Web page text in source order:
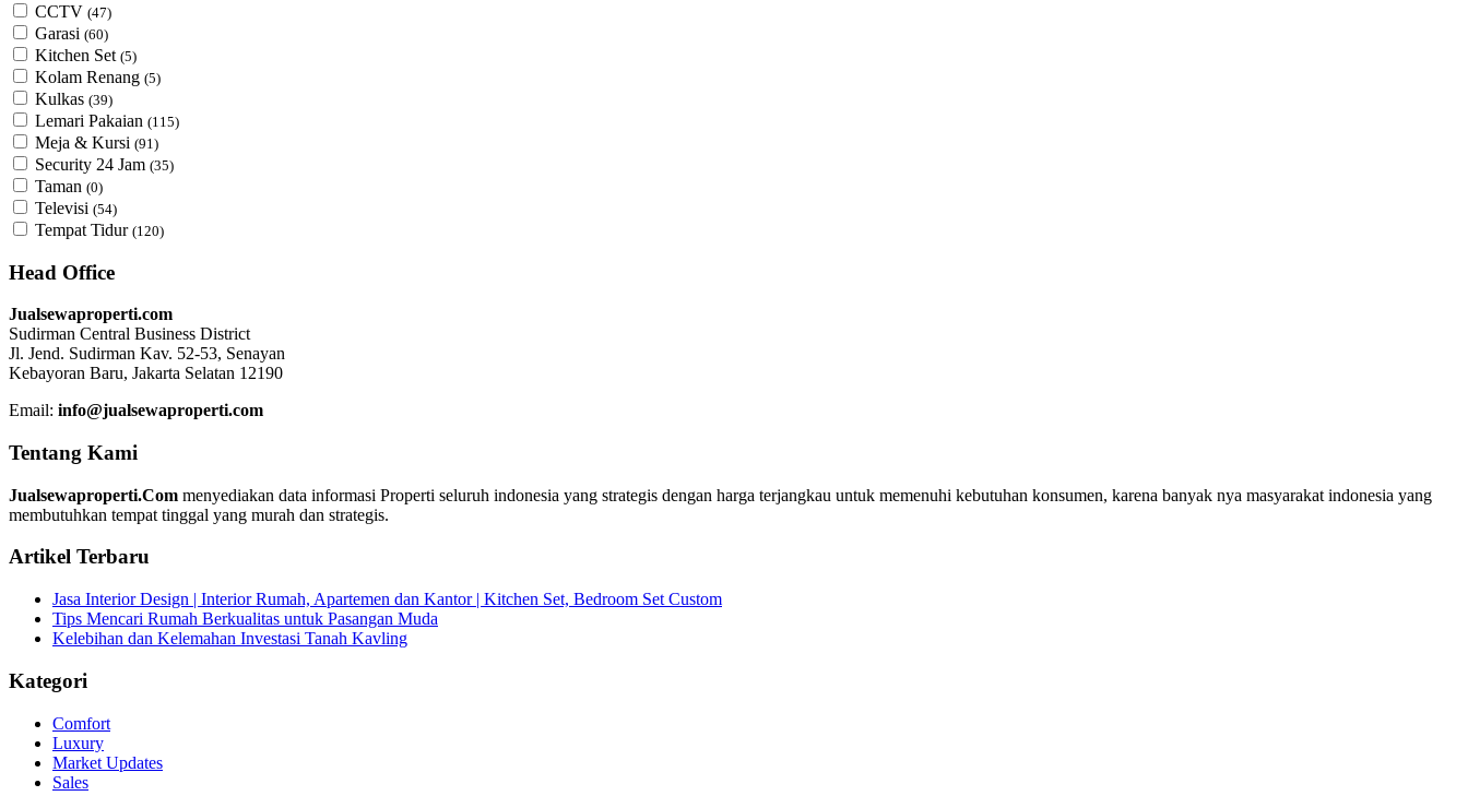
CCTV (47)
Garasi (60)
Kitchen Set (5)
Kolam Renang (5)
Kulkas (39)
Lemari Pakaian (115)
Meja & Kursi (91)
Security 24 Jam (35)
Taman (0)
Televisi (54)
Tempat Tidur (120)
Head Office
Jualsewaproperti.com
Sudirman Central Business District
Jl. Jend. Sudirman Kav. 52-53, Senayan
Kebayoran Baru, Jakarta Selatan 12190
Email: info@jualsewaproperti.com
Tentang Kami
Jualsewaproperti.Com menyediakan data informasi Properti seluruh indonesia yang strategis dengan harga terjangkau untuk memenuhi kebutuhan konsumen, karena banyak nya masyarakat indonesia yang
membutuhkan tempat tinggal yang murah dan strategis.
Artikel Terbaru
Jasa Interior Design | Interior Rumah, Apartemen dan Kantor | Kitchen Set, Bedroom Set Custom
Tips Mencari Rumah Berkualitas untuk Pasangan Muda
Kelebihan dan Kelemahan Investasi Tanah Kavling
Kategori
Comfort
Luxury
Market Updates
Sales